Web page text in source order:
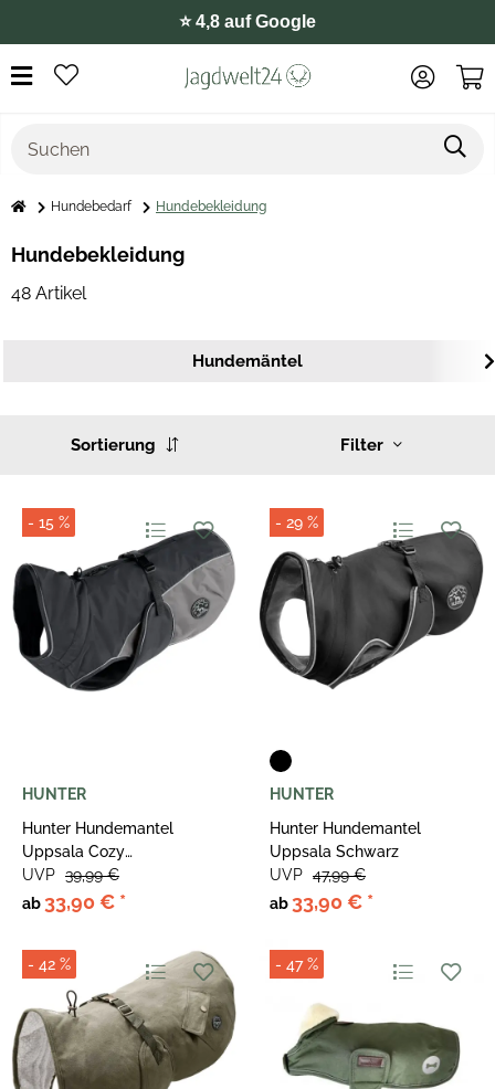
⭐️ 4,8 auf Google
Hundebedarf Hundebekleidung
Hundebekleidung
48 Artikel
Hundemäntel
Filter
Sortierung
- 15 %
HUNTER
Hunter Hundemantel
Uppsala Cozy
Anthrazit/Grau
ab 33,90 € *
UVP 39,99 €
- 29 %
HUNTER
Hunter Hundemantel
Uppsala Schwarz
ab 33,90 € *
UVP 47,99 €
- 42 % - 47 %